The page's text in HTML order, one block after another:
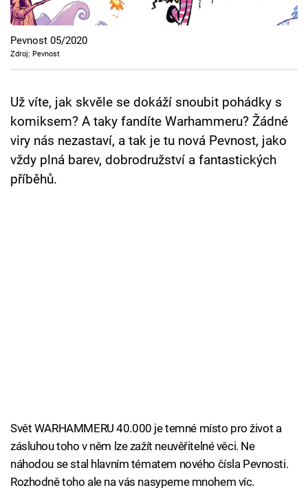
Cool Esport
Pořady
Sledujte prima+
Přihlášení
Pevnost 05/2020
Zdroj: Pevnost
Už víte, jak skvěle se dokáží snoubit pohádky s
komiksem? A taky fandíte Warhammeru? Žádné
viry nás nezastaví, a tak je tu nová Pevnost, jako
vždy plná barev, dobrodružství a fantastických
příběhů.
Svět WARHAMMERU 40.000 je temné místo pro život a
zásluhou toho v něm lze zažít neuvěřitelné věci. Ne
náhodou se stal hlavním tématem nového čísla Pevnosti.
Rozhodně toho ale na vás nasypeme mnohem víc.